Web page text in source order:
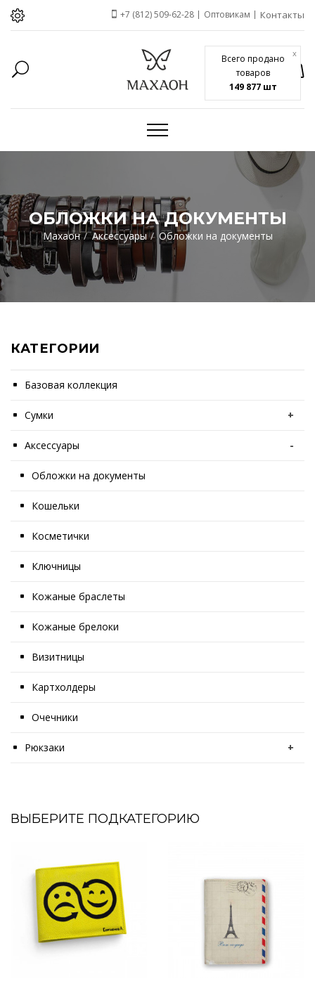
Всего продано
товаров
149 877 шт
x
+7 (812) 509-62-28 Оптовикам Контакты
ОБЛОЖКИ НА ДОКУМЕНТЫ
Махаон Аксессуары Обложки на документы
КАТЕГОРИИ
Базовая коллекция
Сумки +
Аксессуары -
Обложки на документы
Кошельки
Косметички
Ключницы
Кожаные браслеты
Кожаные брелоки
Визитницы
Картхолдеры
Очечники
Рюкзаки +
ВЫБЕРИТЕ ПОДКАТЕГОРИЮ